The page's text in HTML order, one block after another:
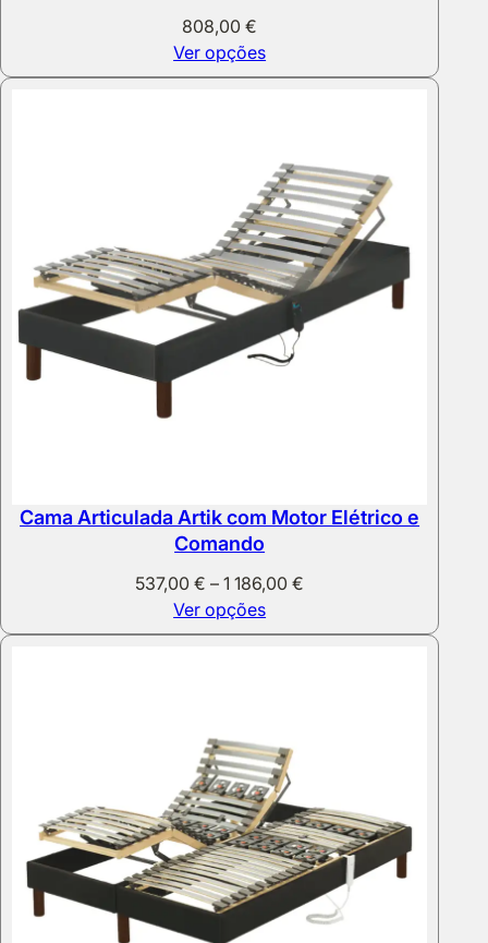
808,00€
Ver opções
Cama Articulada Artik com Motor Elétrico e
Comando
537,00€ – 1 186,00€
537,00 €
Ver opções